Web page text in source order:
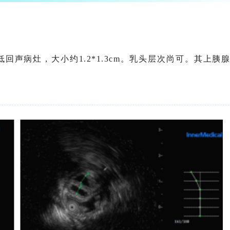
声病灶，大小约1.2*1.3cm。乳头层次尚可。其上胰